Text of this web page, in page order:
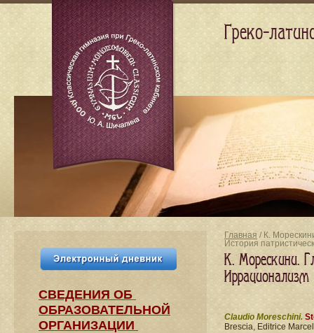
Главная / К.
История
К. Морескини.
Claudio Moreschini.
Brescia, Editrice
СВЕДЕНИЯ​ ОБ
ОБРАЗОВАТЕЛЬНОЙ
ОРГАНИЗАЦИИ
Греко-